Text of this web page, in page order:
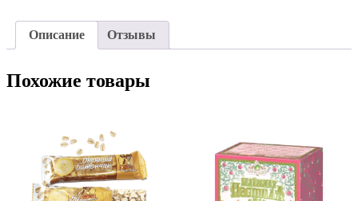
Описание Отзывы
Похожие товары